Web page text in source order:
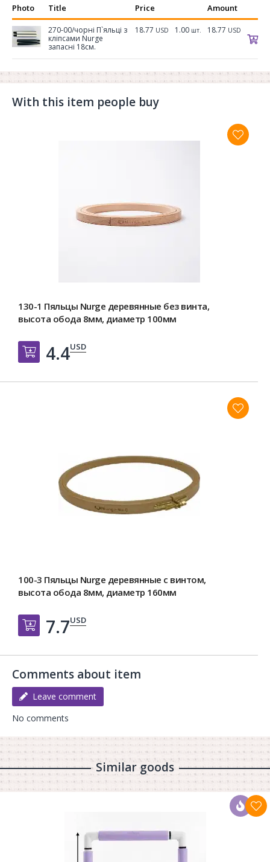
Photo Title Price Amount
270-00/чорні П`яльці з
кліпсами Nurge
запасні 18см.
18.77 USD 1.00 шт. 18.77 USD
With this item people buy
130-1 Пяльцы Nurge деревянные без винта,
высота обода 8мм, диаметр 100мм
Добавить в корзину
4.4USD
100-3 Пяльцы Nurge деревянные с винтом,
высота обода 8мм, диаметр 160мм
Добавить в корзину
7.7USD
Comments about item
Leave comment
No comments
Similar goods